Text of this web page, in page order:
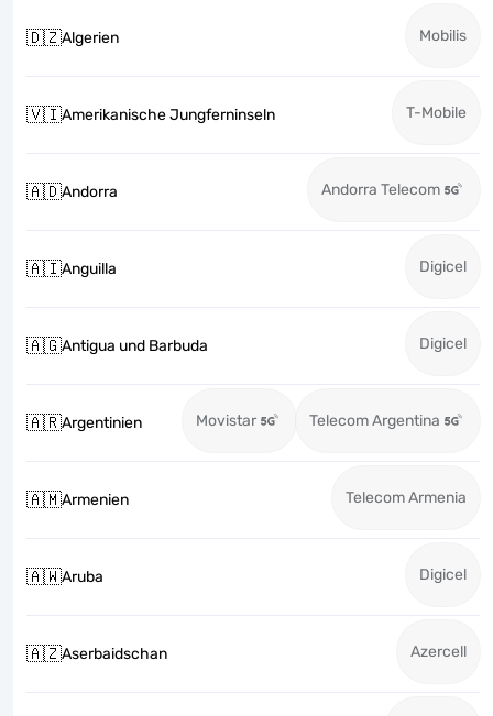
🇩🇿Algerien Mobilis
🇻🇮Amerikanische Jungferninseln T-Mobile
🇦🇩Andorra Andorra Telecom
🇦🇮Anguilla Digicel
🇦🇬Antigua und Barbuda Digicel
🇦🇷Argentinien Movistar Telecom Argentina
🇦🇲Armenien Telecom Armenia
🇦🇼Aruba Digicel
🇦🇿Aserbaidschan Azercell